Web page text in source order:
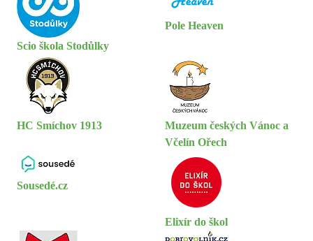
Scio škola Stodůlky
Pole Heaven
HC Smíchov 1913
Muzeum českých Vánoc a
Včelín Ořech
Sousedé.cz
Elixír do škol